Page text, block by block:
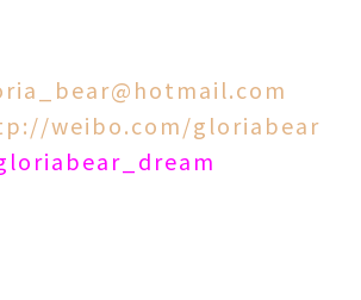
weibo.com/gloriabear